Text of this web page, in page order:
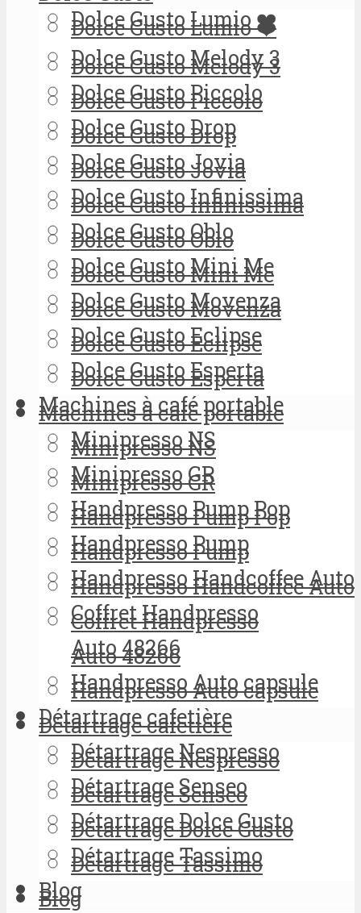
Dolce Gusto Lumio ❤️
Dolce Gusto Melody 3
Dolce Gusto Piccolo
Dolce Gusto Drop
Dolce Gusto Jovia
Dolce Gusto Infinissima
Dolce Gusto Oblo
Dolce Gusto Mini Me
Dolce Gusto Movenza
Dolce Gusto Eclipse
Dolce Gusto Esperta
Machines à café portable
Minipresso NS
Minipresso GR
Handpresso Pump Pop
Handpresso Pump
Handpresso Handcoffee Auto
Coffret Handpresso
Auto 48266
Handpresso Auto capsule
Détartrage cafetière
Détartrage Nespresso
Détartrage Senseo
Détartrage Dolce Gusto
Détartrage Tassimo
Blog
Dolce Gusto Lumio ❤️
Dolce Gusto Melody 3
Dolce Gusto Piccolo
Dolce Gusto Drop
Dolce Gusto Jovia
Dolce Gusto Infinissima
Dolce Gusto Oblo
Dolce Gusto Mini Me
Dolce Gusto Movenza
Dolce Gusto Eclipse
Dolce Gusto Esperta
Machines à café portable
Minipresso NS
Minipresso GR
Handpresso Pump Pop
Handpresso Pump
Handpresso Handcoffee Auto
Coffret Handpresso
Auto 48266
Handpresso Auto capsule
Détartrage cafetière
Détartrage Nespresso
Détartrage Senseo
Détartrage Dolce Gusto
Détartrage Tassimo
Blog